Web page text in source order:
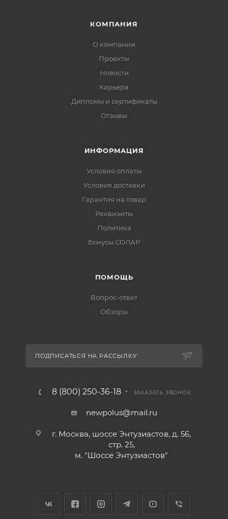
КОМПАНИЯ
О компании
Проекты
Новости
Карьера
Дипломы и сертификаты
Отзывы
ИНФОРМАЦИЯ
Условия оплаты
Условия доставки
Гарантия на товар
Реквизиты
Политика
Бонусы СОЛАР
ПОМОЩЬ
Вопрос-ответ
Обзоры
ПОДПИСАТЬСЯ НА РАССЫЛКУ
8 (800) 250-36-18 ЗАКАЗАТЬ ЗВОНОК
newpolus@mail.ru
г. Москва, шоссе Энтузиастов, д. 56,
стр. 25,
м. "Шоссе Энтузиастов"